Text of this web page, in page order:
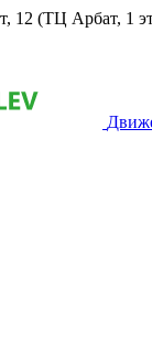
12 (ТЦ Арбат, 1